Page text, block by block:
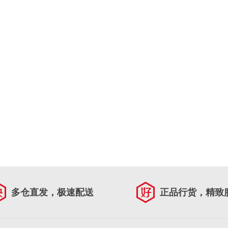
多仓直发，极速配送 正品行货，精致